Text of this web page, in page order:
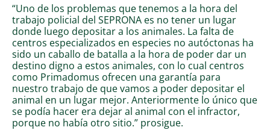
“Uno de los problemas que tenemos a la hora del
trabajo policial del SEPRONA es no tener un lugar
donde luego depositar a los animales. La falta de
centros especializados en especies no autóctonas ha
sido un caballo de batalla a la hora de poder dar un
destino digno a estos animales, con lo cual centros
como Primadomus ofrecen una garantía para
nuestro trabajo de que vamos a poder depositar el
animal en un lugar mejor. Anteriormente lo único que
se podía hacer era dejar al animal con el infractor,
porque no había otro sitio.” prosigue.